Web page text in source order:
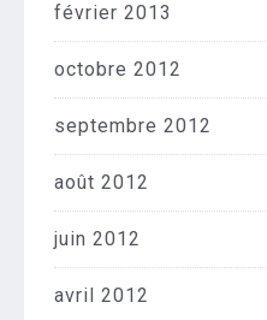
février 2013
octobre 2012
septembre 2012
août 2012
juin 2012
avril 2012